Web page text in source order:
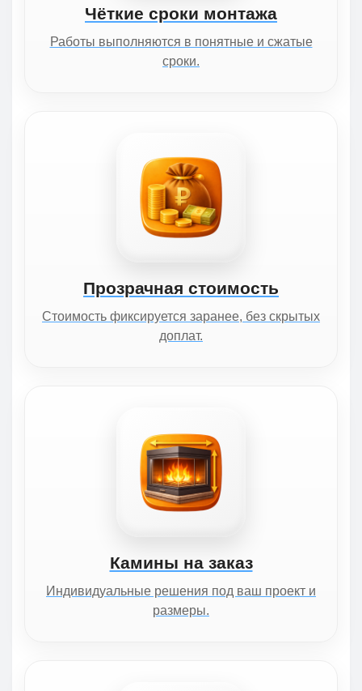
Чёткие сроки монтажа
Работы выполняются в понятные и сжатые
сроки.
Прозрачная стоимость
Стоимость фиксируется заранее, без скрытых
доплат.
Камины на заказ
Индивидуальные решения под ваш проект и
размеры.